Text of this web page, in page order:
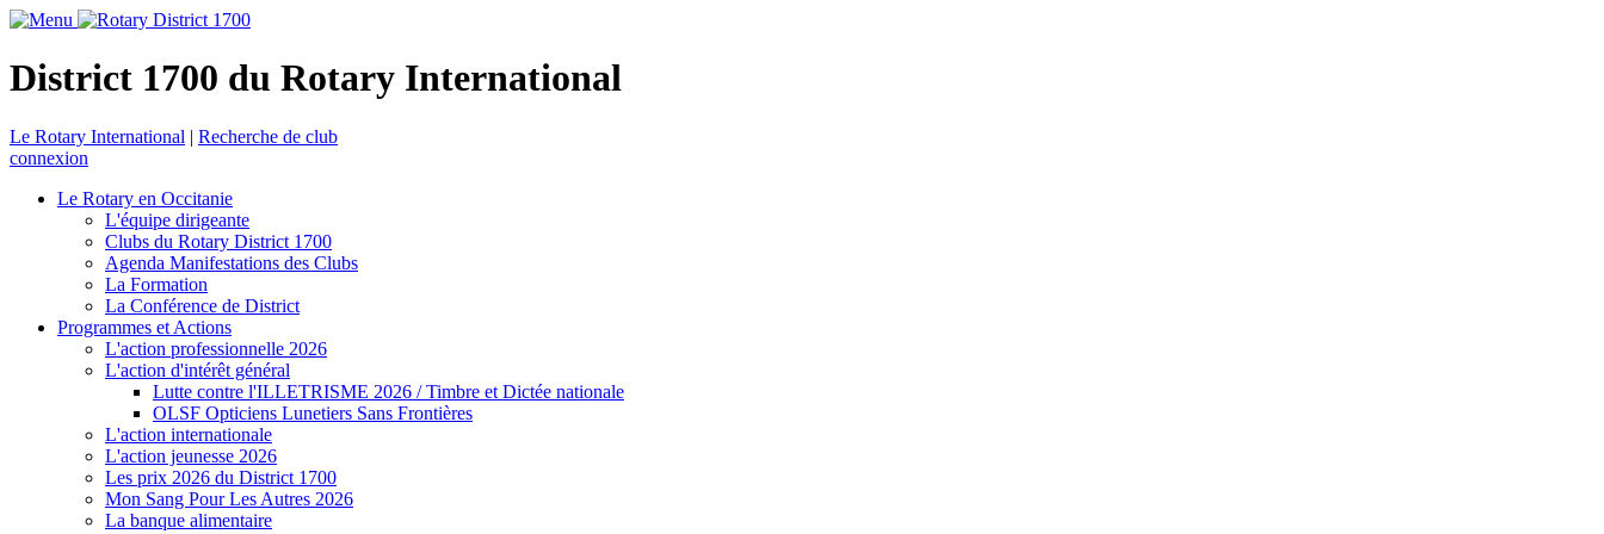
District 1700 du Rotary International
Le Rotary International | Recherche de club
connexion
Le Rotary en Occitanie
L'équipe dirigeante
Clubs du Rotary District 1700
Agenda Manifestations des Clubs
La Formation
La Conférence de District
Programmes et Actions
L'action professionnelle 2026
L'action d'intérêt général
Lutte contre l'ILLETRISME 2026 / Timbre et Dictée nationale
OLSF Opticiens Lunetiers Sans Frontières
L'action internationale
L'action jeunesse 2026
Les prix 2026 du District 1700
Mon Sang Pour Les Autres 2026
La banque alimentaire